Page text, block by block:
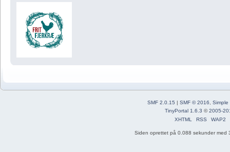
SMF 2.0.15 SMF © 2016, Simple
TinyPortal 1.6.3 ©2005-
XHTML
RSS WAP2
Siden oprettet på 0.088 sekunder med